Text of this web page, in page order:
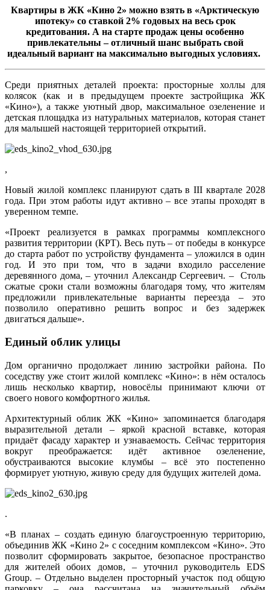
Квартиры в ЖК «Кино 2» можно взять в «Арктическую
ипотеку» со ставкой 2% годовых на весь срок
кредитования. А на старте продаж цены особенно
привлекательны – отличный шанс выбрать свой
идеальный вариант на максимально выгодных условиях.
Среди приятных деталей проекта: просторные холлы для
колясок (как и в предыдущем проекте застройщика ЖК
«Кино»), а также уютный двор, максимальное озеленение и
детская площадка из натуральных материалов, которая станет
для малышей настоящей территорией открытий.
,
Новый жилой комплекс планируют сдать в III квартале 2028
года. При этом работы идут активно – все этапы проходят в
уверенном темпе.
«Проект реализуется в рамках программы комплексного
развития территории (КРТ). Весь путь – от победы в конкурсе
до старта работ по устройству фундамента – уложился в один
год. И это при том, что в задачи входило расселение
деревянного дома, – уточнил Александр Сергеевич. – Столь
сжатые сроки стали возможны благодаря тому, что жителям
предложили привлекательные варианты переезда – это
позволило оперативно решить вопрос и без задержек
двигаться дальше».
Единый облик улицы
Дом органично продолжает линию застройки района. По
соседству уже стоит жилой комплекс «Кино»: в нём осталось
лишь несколько квартир, новосёлы принимают ключи от
своего нового комфортного жилья.
Архитектурный облик ЖК «Кино» запоминается благодаря
выразительной детали – яркой красной вставке, которая
придаёт фасаду характер и узнаваемость. Сейчас территория
вокруг преображается: идёт активное озеленение,
обустраиваются высокие клумбы – всё это постепенно
формирует уютную, живую среду для будущих жителей дома.
.
«В планах – создать единую благоустроенную территорию,
объединив ЖК «Кино 2» с соседним комплексом «Кино». Это
позволит сформировать закрытое, безопасное пространство
для жителей обоих домов, – уточнил руководитель EDS
Group. – Отдельно выделен просторный участок под общую